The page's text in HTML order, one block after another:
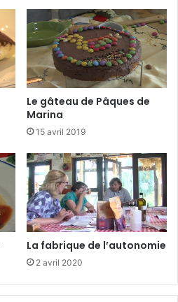
Le gâteau de Pâques de
Marina
15 avril 2019
La fabrique de l’autonomie
2 avril 2020